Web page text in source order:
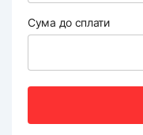
Сума до сплати